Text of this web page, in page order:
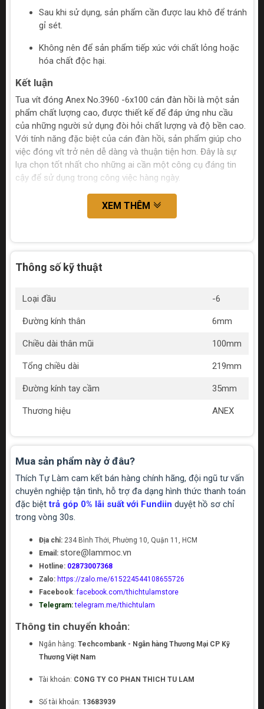
Sau khi sử dụng, sản phẩm cần được lau khô để tránh
gỉ sét.
Không nên để sản phẩm tiếp xúc với chất lỏng hoặc
hóa chất độc hại.
Kết luận
Tua vít đóng Anex No.3960 -6x100 cán đàn hồi là một sản
phẩm chất lượng cao, được thiết kế để đáp ứng nhu cầu
của những người sử dụng đòi hỏi chất lượng và độ bền cao.
Với tính năng đặc biệt của cán đàn hồi, sản phẩm giúp cho
việc đóng vít trở nên dễ dàng và thuận tiện hơn. Đây là sự
lựa chọn tốt nhất cho những ai cần một công cụ đáng tin
cậy để sử dụng trong công việc hàng ngày.
XEM THÊM
Thông số kỹ thuật
Loại đầu -6
Đường kính thân 6mm
Chiều dài thân mũi 100mm
Tổng chiều dài 219mm
Đường kính tay cầm 35mm
Thương hiệu ANEX
Mua sản phẩm này ở đâu?
Thích Tự Làm cam kết bán hàng chính hãng, đội ngũ tư vấn
chuyên nghiệp tận tình, hỗ trợ đa dạng hình thức thanh toán
đặc biệttrả góp 0% lãi suất với Fundiin duyệt hồ sơ chỉ
trong vòng 30s.
Địa chỉ: 234 Bình Thới, Phường 10, Quận 11, HCM
Email: store@lammoc.vn
Hotline: 02873007368
Zalo: https://zalo.me/615224544108655726
Facebook:facebook.com/thichtulamstore
Telegram: telegram.me/thichtulam
Thông tin chuyển khoản:
Ngân hàng: Techcombank - Ngân hàng Thương Mại CP Kỹ
Thương Việt Nam
Tài khoản: CONG TY CO PHAN THICH TU LAM
Số tài khoản: 13683939